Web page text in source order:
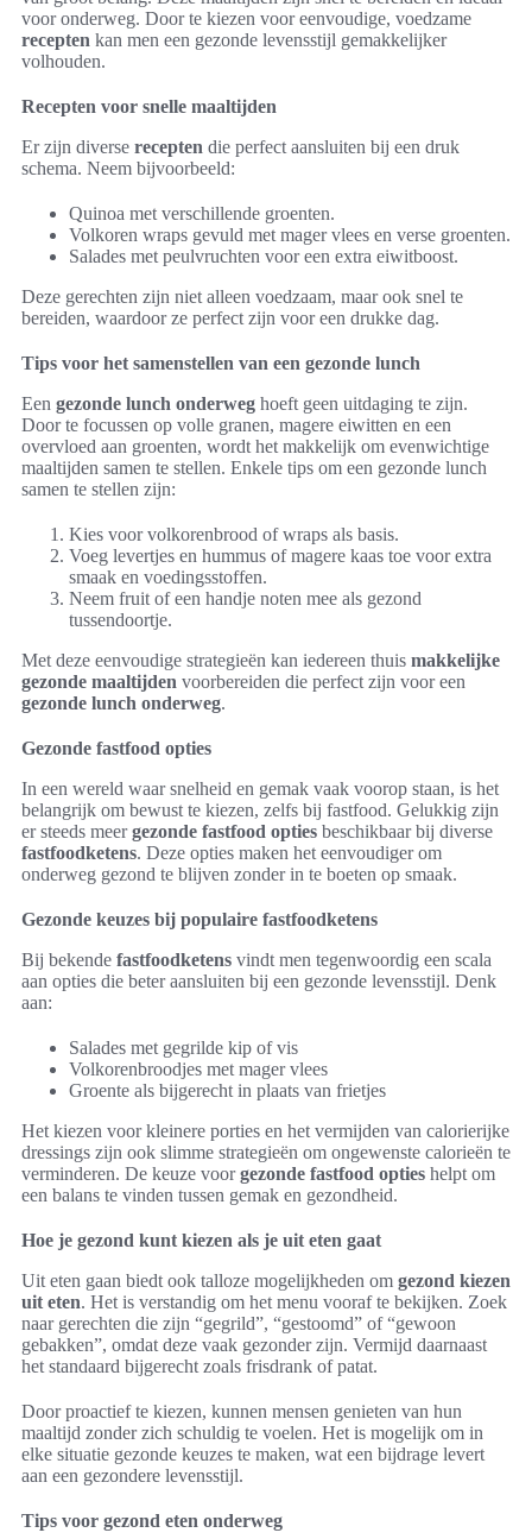
voor onderweg. Door te kiezen voor eenvoudige, voedzame
recepten kan men een gezonde levensstijl gemakkelijker
volhouden.
Recepten voor snelle maaltijden
Er zijn diverse recepten die perfect aansluiten bij een druk
schema. Neem bijvoorbeeld:
Quinoa met verschillende groenten.
Volkoren wraps gevuld met mager vlees en verse groenten.
Salades met peulvruchten voor een extra eiwitboost.
Deze gerechten zijn niet alleen voedzaam, maar ook snel te
bereiden, waardoor ze perfect zijn voor een drukke dag.
Tips voor het samenstellen van een gezonde lunch
Een gezonde lunch onderweg hoeft geen uitdaging te zijn.
Door te focussen op volle granen, magere eiwitten en een
overvloed aan groenten, wordt het makkelijk om evenwichtige
maaltijden samen te stellen. Enkele tips om een gezonde lunch
samen te stellen zijn:
Kies voor volkorenbrood of wraps als basis.
Voeg levertjes en hummus of magere kaas toe voor extra
smaak en voedingsstoffen.
Neem fruit of een handje noten mee als gezond
tussendoortje.
Met deze eenvoudige strategieën kan iedereen thuis makkelijke
gezonde maaltijden voorbereiden die perfect zijn voor een
gezonde lunch onderweg.
Gezonde fastfood opties
In een wereld waar snelheid en gemak vaak voorop staan, is het
belangrijk om bewust te kiezen, zelfs bij fastfood. Gelukkig zijn
er steeds meergezonde fastfood opties beschikbaar bij diverse
fastfoodketens. Deze opties maken het eenvoudiger om
onderweg gezond te blijven zonder in te boeten op smaak.
Gezonde keuzes bij populaire fastfoodketens
Bij bekende fastfoodketens vindt men tegenwoordig een scala
aan opties die beter aansluiten bij een gezonde levensstijl. Denk
aan:
Salades met gegrilde kip of vis
Volkorenbroodjes met mager vlees
Groente als bijgerecht in plaats van frietjes
Het kiezen voor kleinere porties en het vermijden van calorierijke
dressings zijn ook slimme strategieën om ongewenste calorieën te
verminderen. De keuze voorgezonde fastfood opties helpt om
een balans te vinden tussen gemak en gezondheid.
Hoe je gezond kunt kiezen als je uit eten gaat
Uit eten gaan biedt ook talloze mogelijkheden om gezond kiezen
uit eten. Het is verstandig om het menu vooraf te bekijken. Zoek
naar gerechten die zijn “gegrild”, “gestoomd” of “gewoon
gebakken”, omdat deze vaak gezonder zijn. Vermijd daarnaast
het standaard bijgerecht zoals frisdrank of patat.
Door proactief te kiezen, kunnen mensen genieten van hun
maaltijd zonder zich schuldig te voelen. Het is mogelijk om in
elke situatie gezonde keuzes te maken, wat een bijdrage levert
aan een gezondere levensstijl.
Tips voor gezond eten onderweg